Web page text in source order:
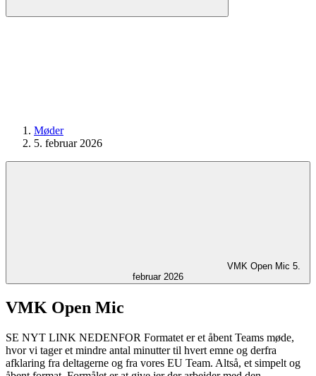
Møder
5. februar 2026
VMK Open Mic 5.
februar 2026
VMK Open Mic
SE NYT LINK NEDENFOR Formatet er et åbent Teams møde,
hvor vi tager et mindre antal minutter til hvert emne og derfra
afklaring fra deltagerne og fra vores EU Team. Altså, et simpelt og